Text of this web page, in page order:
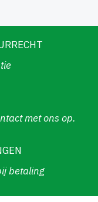
met ons op.
betaling